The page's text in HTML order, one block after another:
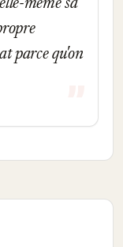
même sa
parce qu'on